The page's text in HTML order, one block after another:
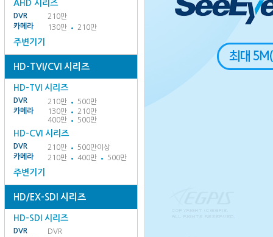
AHD 시리즈
DVR
210만
카메라
130만 210만
주변기기
HD-TVI/CVI 시리즈
HD-TVI 시리즈
DVR 210만
500만
카메라
130만
210만
400만
500만
HD-CVI 시리즈
DVR 210만
500만이상
카메라
210만 400만 500만
주변기기
HD/EX-SDI 시리즈
HD-SDI 시리즈
DVR
DVR